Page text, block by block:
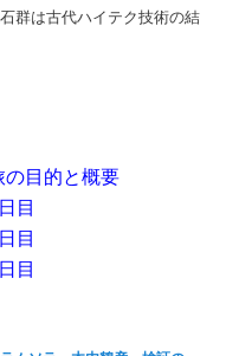
群は古代ハイテク技術の結
目的と概要
目
目
目